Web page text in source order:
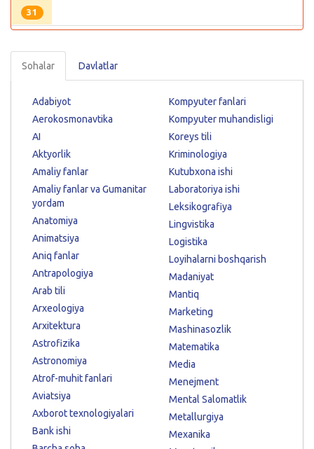
31
Sohalar Davlatlar
Adabiyot
Aerokosmonavtika
AI
Aktyorlik
Amaliy fanlar
Amaliy fanlar va Gumanitar
yordam
Anatomiya
Animatsiya
Aniq fanlar
Antrapologiya
Arab tili
Arxeologiya
Arxitektura
Astrofizika
Astronomiya
Atrof-muhit fanlari
Aviatsiya
Axborot texnologiyalari
Bank ishi
Kompyuter fanlari
Kompyuter muhandisligi
Koreys tili
Kriminologiya
Kutubxona ishi
Laboratoriya ishi
Leksikografiya
Lingvistika
Logistika
Loyihalarni boshqarish
Madaniyat
Mantiq
Marketing
Mashinasozlik
Matematika
Media
Menejment
Mental Salomatlik
Metallurgiya
Mexanika